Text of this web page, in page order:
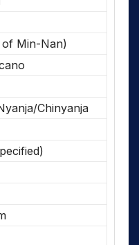
Min-Nan)
Chinyanja